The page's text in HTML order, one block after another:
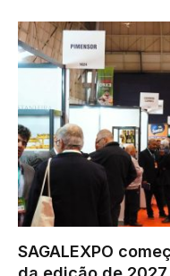
SAGALEXPO